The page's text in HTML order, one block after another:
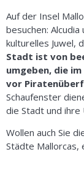
Auf der Insel
besuchen:
kulturelles Juwel,
Stadt ist von
umgeben, die
vor
Schaufenster
die Stadt und ihre
Wollen auch Sie
Städte Mallorcas,